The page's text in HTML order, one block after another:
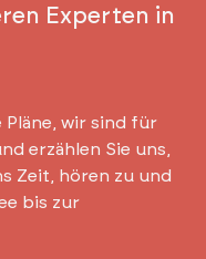
Experten in
wir sind für
erzählen Sie uns,
Zeit, hören zu und
bis zur